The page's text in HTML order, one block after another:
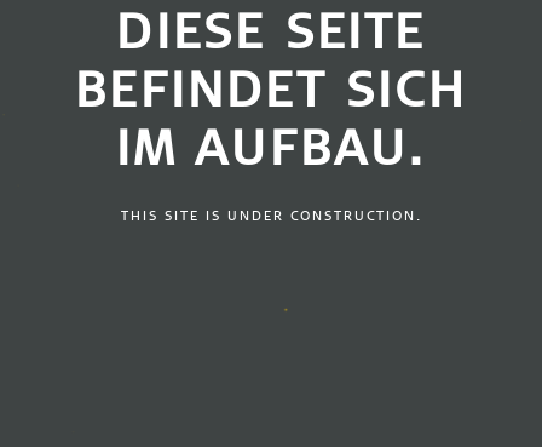
DIESE SEITE
BEFINDET SICH
IM AUFBAU.
THIS SITE IS UNDER CONSTRUCTION.